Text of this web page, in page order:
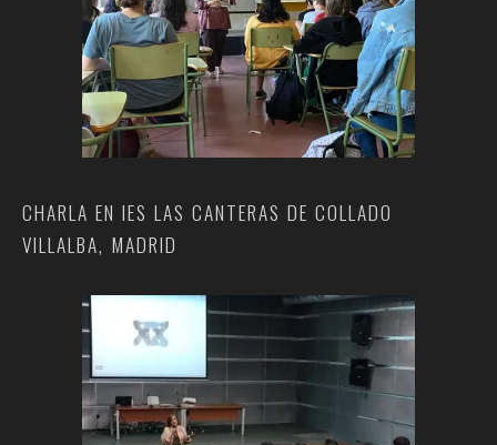
CHARLA EN IES LAS CANTERAS DE COLLADO
VILLALBA, MADRID